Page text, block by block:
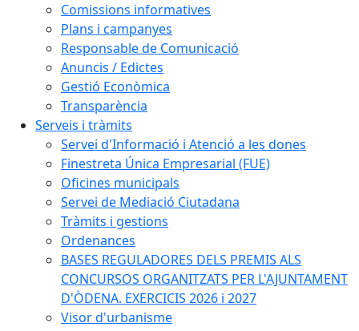
Comissions informatives
Plans i campanyes
Responsable de Comunicació
Anuncis / Edictes
Gestió Econòmica
Transparència
Serveis i tràmits
Servei d'Informació i Atenció a les dones
Finestreta Única Empresarial (FUE)
Oficines municipals
Servei de Mediació Ciutadana
Tràmits i gestions
Ordenances
BASES REGULADORES DELS PREMIS ALS
CONCURSOS ORGANITZATS PER L'AJUNTAMENT
D'ÒDENA. EXERCICIS 2026 i 2027
Visor d'urbanisme